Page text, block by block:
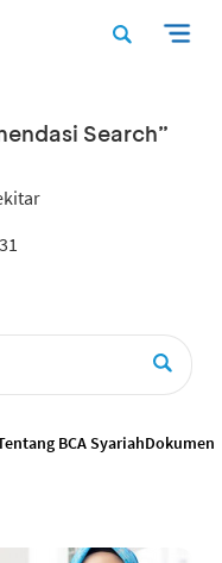
Search”
BCA SyariahDokumen